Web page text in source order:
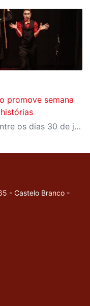
promove semana
Programação gratuita acontece entre os dias 30 de julho e 2 de agosto; ingressos podem ser reservados pelo Meu Sesi
- Castelo Branco -